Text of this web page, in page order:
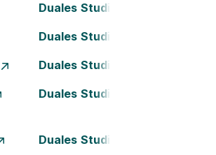
Duales Studium Bielefeld
Duales Studium Darmstadt
Duales Studium Essen
Duales Studium Kassel
Duales Studium Nürnberg